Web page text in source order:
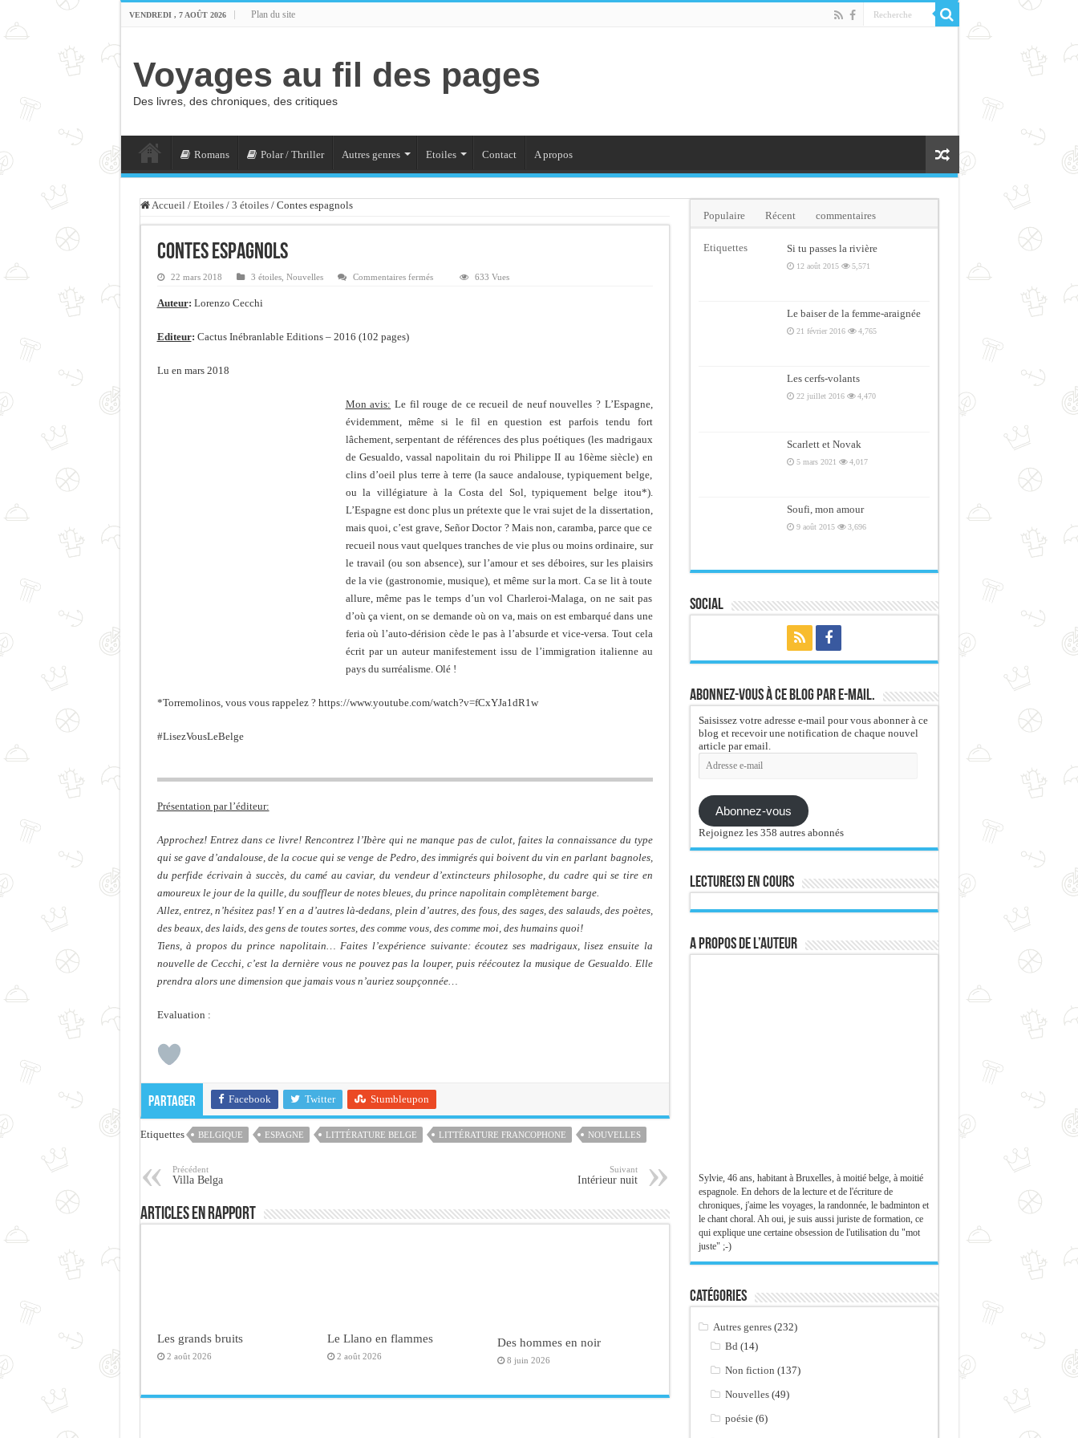
VENDREDI , 7 AOÛT 2026 Plan du site
Voyages au fil des pages
Des livres, des chroniques, des critiques
Romans Polar / Thriller Autres genres Etoiles Contact A propos
Accueil / Etoiles / 3 étoiles / Contes espagnols
Contes espagnols
22 mars 2018 3 étoiles, Nouvelles Commentaires ferméssur
633 Vues
Auteur: Lorenzo Cecchi
Editeur: Cactus Inébranlable Editions – 2016 (102 pages)
Lu en mars 2018
Mon avis: Le fil rouge de ce recueil de neuf nouvelles ? L’Espagne,
évidemment, même si le fil en question est parfois tendu fort
lâchement, serpentant de références des plus poétiques (les madrigaux
de Gesualdo, vassal napolitain du roi Philippe II au 16ème siècle) en
clins d’oeil plus terre à terre (la sauce andalouse, typiquement belge,
ou la villégiature à la Costa del Sol, typiquement belge itou*).
L’Espagne est donc plus un prétexte que le vrai sujet de la dissertation,
mais quoi, c’est grave, Señor Doctor ? Mais non, caramba, parce que ce
recueil nous vaut quelques tranches de vie plus ou moins ordinaire, sur
le travail (ou son absence), sur l’amour et ses déboires, sur les plaisirs
de la vie (gastronomie, musique), et même sur la mort. Ca se lit à toute
allure, même pas le temps d’un vol Charleroi-Malaga, on ne sait pas
d’où ça vient, on se demande où on va, mais on est embarqué dans une
feria où l’auto-dérision cède le pas à l’absurde et vice-versa. Tout cela
écrit par un auteur manifestement issu de l’immigration italienne au
pays du surréalisme. Olé !
*Torremolinos, vous vous rappelez ? https://www.youtube.com/watch?v=fCxYJa1dR1w
#LisezVousLeBelge
Présentation par l’éditeur:
Approchez! Entrez dans ce livre! Rencontrez l’Ibère qui ne manque pas de culot, faites la connaissance du type
qui se gave d’andalouse, de la cocue qui se venge de Pedro, des immigrés qui boivent du vin en parlant bagnoles,
du perfide écrivain à succès, du camé au caviar, du vendeur d’extincteurs philosophe, du cadre qui se tire en
amoureux le jour de la quille, du souffleur de notes bleues, du prince napolitain complètement barge.
Allez, entrez, n’hésitez pas! Y en a d’autres là-dedans, plein d’autres, des fous, des sages, des salauds, des poètes,
des beaux, des laids, des gens de toutes sortes, des comme vous, des comme moi, des humains quoi!
Tiens, à propos du prince napolitain… Faites l’expérience suivante: écoutez ses madrigaux, lisez ensuite la
nouvelle de Cecchi, c’est la dernière vous ne pouvez pas la louper, puis réécoutez la musique de Gesualdo. Elle
prendra alors une dimension que jamais vous n’auriez soupçonnée…
Evaluation :
Partager Facebook Twitter Stumbleupon
Etiquettes BELGIQUE ESPAGNE LITTÉRATURE BELGE LITTÉRATURE FRANCOPHONE NOUVELLES
Précédent
Villa Belga
Suivant
Intérieur nuit
Articles en rapport
Les grands bruits
2 août 2026
Le Llano en flammes
2 août 2026
Des hommes en noir
8 juin 2026
Populaire Récent commentaires
Etiquettes Si tu passes la rivière
12 août 2015 5,571
Le baiser de la femme-araignée
21 février 2016 4,765
Les cerfs-volants
22 juillet 2016 4,470
Scarlett et Novak
5 mars 2021 4,017
Soufi, mon amour
9 août 2015 3,696
Social
Abonnez-vous à ce blog par e-mail.
Saisissez votre adresse e-mail pour vous abonner à ce
blog et recevoir une notification de chaque nouvel
article par email.
Adresse
Abonnez-vous
Rejoignez les 358 autres abonnés
Lecture(s) en cours
A propos de l’auteur
Sylvie, 46 ans, habitant à Bruxelles, à moitié belge, à moitié
espagnole. En dehors de la lecture et de l'écriture de
chroniques, j'aime les voyages, la randonnée, le badminton et
le chant choral. Ah oui, je suis aussi juriste de formation, ce
qui explique une certaine obsession de l'utilisation du "mot
juste" ;-)
Catégories
Autres genres (232)
Bd (14)
Non fiction (137)
Nouvelles (49)
poésie (6)